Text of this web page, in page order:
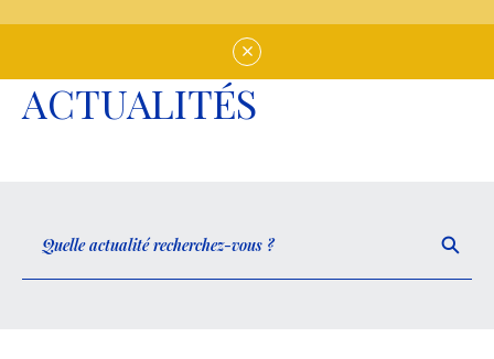
ACTUALITÉS